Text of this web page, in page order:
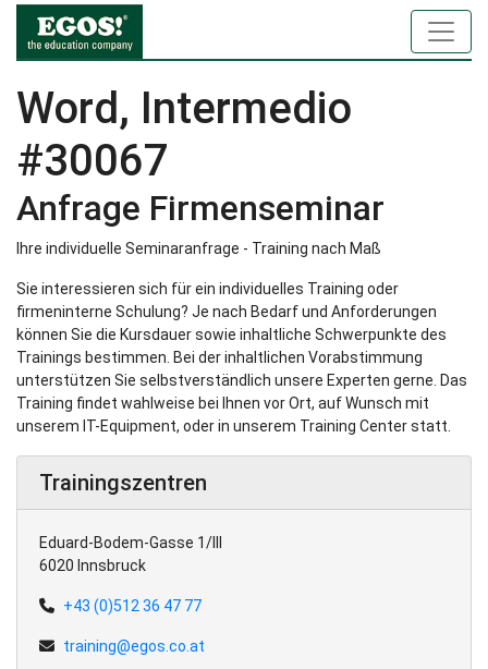
Word, Intermedio
#30067
Anfrage Firmenseminar
Ihre individuelle Seminaranfrage - Training nach Maß
Sie interessieren sich für ein individuelles Training oder
firmeninterne Schulung? Je nach Bedarf und Anforderungen
können Sie die Kursdauer sowie inhaltliche Schwerpunkte des
Trainings bestimmen. Bei der inhaltlichen Vorabstimmung
unterstützen Sie selbstverständlich unsere Experten gerne. Das
Training findet wahlweise bei Ihnen vor Ort, auf Wunsch mit
unserem IT-Equipment, oder in unserem Training Center statt.
Trainingszentren
Eduard-Bodem-Gasse 1/III
6020 Innsbruck
+43 (0)512 36 47 77
training@egos.co.at